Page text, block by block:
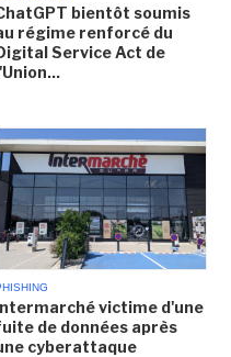
bientôt soumis
régime renforcé du
Service Act de
victime d'une
de données après
cyberattaque